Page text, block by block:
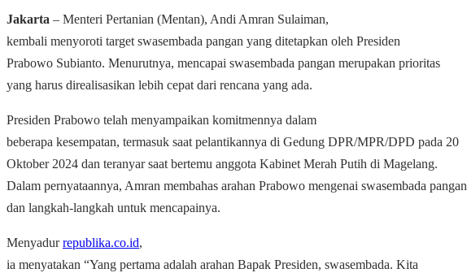
Jakarta – Menteri Pertanian (Mentan), Andi Amran Sulaiman,
kembali menyoroti target swasembada pangan yang ditetapkan oleh Presiden
Prabowo Subianto. Menurutnya, mencapai swasembada pangan merupakan prioritas
yang harus direalisasikan lebih cepat dari rencana yang ada.
Presiden Prabowo telah menyampaikan komitmennya dalam
beberapa kesempatan, termasuk saat pelantikannya di Gedung DPR/MPR/DPD pada 20
Oktober 2024 dan teranyar saat bertemu anggota Kabinet Merah Putih di Magelang.
Dalam pernyataannya, Amran membahas arahan Prabowo mengenai swasembada pangan
dan langkah-langkah untuk mencapainya.
Menyadurrepublika.co.id,
ia menyatakan “Yang pertama adalah arahan Bapak Presiden, swasembada. Kita